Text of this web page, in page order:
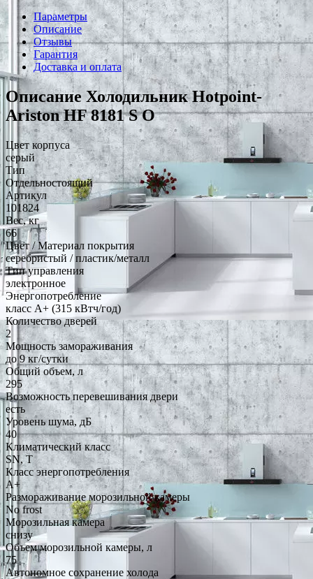
Параметры
Описание
Отзывы
Гарантия
Доставка и оплата
Описание Холодильник Hotpoint-
Ariston HF 8181 S O
Цвет корпуса
серый
Тип
Отдельностоящий
Артикул
101824
Вес, кг
66
Цвет / Материал покрытия
серебристый / пластик/металл
Тип управления
электронное
Энергопотребление
класс A+ (315 кВтч/год)
Количество дверей
2
Мощность замораживания
до 9 кг/cутки
Общий объем, л
295
Возможность перевешивания двери
есть
Уровень шума, дБ
40
Климатический класс
SN, T
Класс энергопотребления
A+
Размораживание морозильной камеры
No frost
Морозильная камера
снизу
Объем морозильной камеры, л
75
Автономное сохранение холода